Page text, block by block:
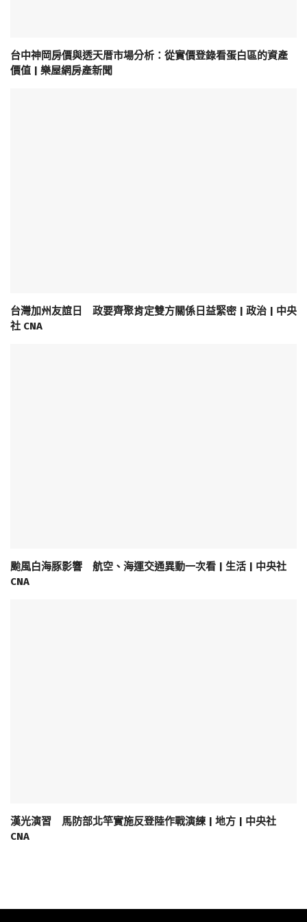
台中神岡房價與透天厝市場分析：從實價登錄看蛋白區的資產
價值 | 樂屋網房產新聞
台灣加州友誼日 政要齊聚肯定雙方關係日益緊密 | 政治 | 中央
社 CNA
颱風白海豚影響 航空、海運交通異動一次看 | 生活 | 中央社
CNA
漢光演習 馬防部北竿實施反登陸作戰演練 | 地方 | 中央社
CNA